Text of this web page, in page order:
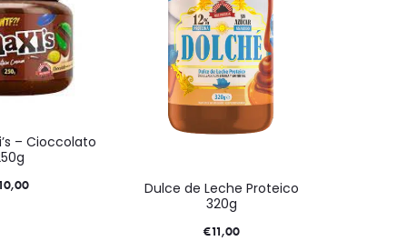
– Cioccolato
Dulce de Leche Proteico
320g
€11,00